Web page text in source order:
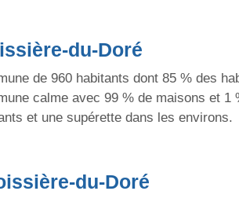
du-Doré
de 960 habitants dont 85 % des
calme avec 99 % de maisons et 1
et une supérette dans les environs.
du-Doré